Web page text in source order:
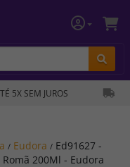
5X SEM JUROS
/ Eudora / Ed91627 -
200Ml - Eudora